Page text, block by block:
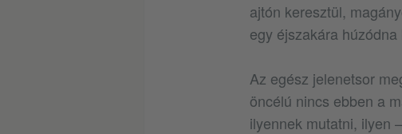
ajtón keresztül,
egy éjszakára
Az egész jelenetsor
öncélú nincs ebben a
ilyennek mutatni, ilyen